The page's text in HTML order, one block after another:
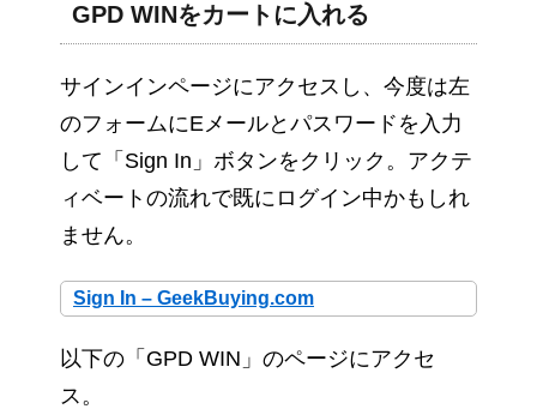
GPD WINをカートに入れる
サインインページにアクセスし、今度は左
のフォームにEメールとパスワードを入力
して「Sign In」ボタンをクリック。アクテ
ィベートの流れで既にログイン中かもしれ
ません。
Sign In – GeekBuying.com
以下の「GPD WIN」のページにアクセ
ス。